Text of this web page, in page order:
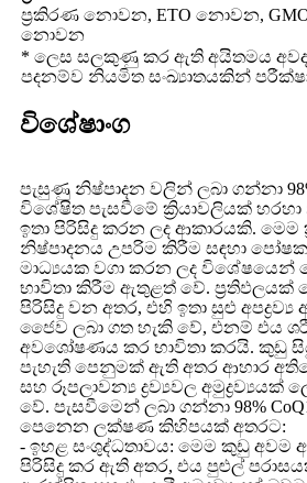
ප්‍රකිරණ නොවන, ETO නොවන,
නොවන
* ලෙස සලකුණු කර ඇති අයිතමය
පදනම්ව නියමිත සංඛ්‍යාතයකින්
විශේෂාංග
පැසුණු නිෂ්පාදන වලින් ලබා ගන්නා
විශේෂිත පැසවීමේ ක්‍රියාවලියක් හරහා
ඉතා පිරිසිදු කරන ලද ආකාරයකි. මෙම
නිෂ්පාදනය උපරිම කිරීම සඳහා
මාධ්‍යයක වගා කරන ලද විශේෂයෙන්
භාවිතා කිරීම ඇතුළත් වේ. ප්‍රතිඵලයක්
පිරිසිදු වන අතර, එහි ඉතා සුළු අපද්‍රව්‍ය
ජෛව ලබා ගත හැකි වේ, එනම් එය
අවශෝෂණය කර භාවිතා කරයි. කුඩු
පැහැති පෙනුමක් ඇති අතර ආහාර
සහ රූපලාවන්‍ය ද්‍රව්‍යවල අමුද්‍රව්‍යයක්
වේ. පැසවීමෙන් ලබා ගන්නා 98%
පෙනෙන ලක්ෂණ කිහිපයක් අතරට:
- ඉහළ සංශුද්ධතාවය: මෙම කුඩු අවම
පිරිසිදු කර ඇති අතර, එය පුළුල්